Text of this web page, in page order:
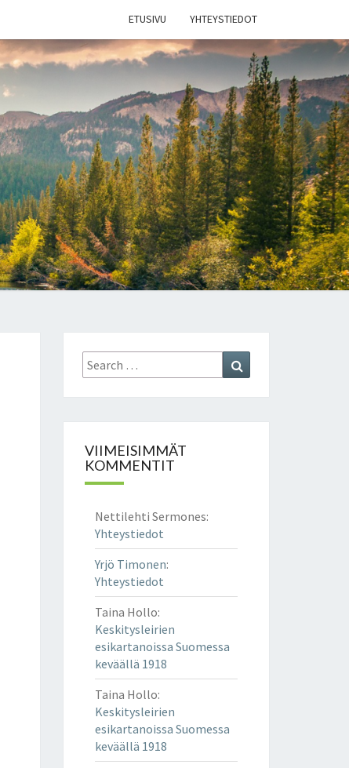
ETUSIVU YHTEYSTIEDOT
Search
for:
VIIMEISIMMÄT
KOMMENTIT
Nettilehti Sermones:
Yhteystiedot
Yrjö Timonen:
Yhteystiedot
Taina Hollo:
Keskitysleirien
esikartanoissa Suomessa
keväällä 1918
Taina Hollo:
Keskitysleirien
esikartanoissa Suomessa
keväällä 1918